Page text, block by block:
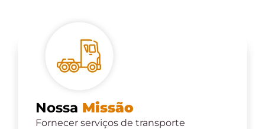
Nossa Missão
Fornecer serviços de transporte